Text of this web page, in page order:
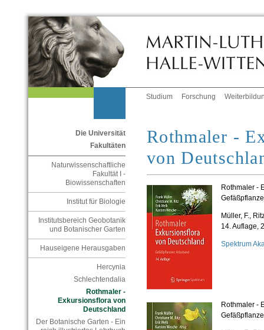
Studium Forschung
Die Universität
Fakultäten
Naturwissenschaftliche
Fakultät I -
Biowissenschaften
Institut für Biologie
Institutsbereich Geobotanik
und Botanischer Garten
Hauseigene Herausgaben
Hercynia
Schlechtendalia
Rothmaler -
Exkursionsflora von
Deutschland
Der Botanische Garten - Ein
Rothmaler -
von
Rothmaler -
Müller, F.,
14. Auflage,
Spektrum
Rothmaler -